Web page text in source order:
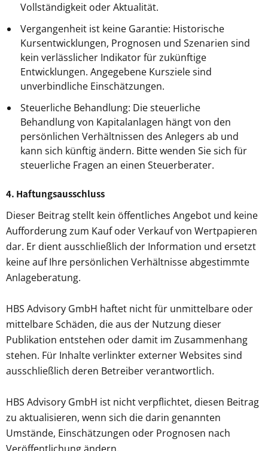
Vollständigkeit oder Aktualität.
Vergangenheit ist keine Garantie: Historische
Kursentwicklungen, Prognosen und Szenarien sind
kein verlässlicher Indikator für zukünftige
Entwicklungen. Angegebene Kursziele sind
unverbindliche Einschätzungen.
Steuerliche Behandlung: Die steuerliche
Behandlung von Kapitalanlagen hängt von den
persönlichen Verhältnissen des Anlegers ab und
kann sich künftig ändern. Bitte wenden Sie sich für
steuerliche Fragen an einen Steuerberater.
4. Haftungsausschluss
Dieser Beitrag stellt kein öffentliches Angebot und keine
Aufforderung zum Kauf oder Verkauf von Wertpapieren
dar. Er dient ausschließlich der Information und ersetzt
keine auf Ihre persönlichen Verhältnisse abgestimmte
Anlageberatung.
HBS Advisory GmbH haftet nicht für unmittelbare oder
mittelbare Schäden, die aus der Nutzung dieser
Publikation entstehen oder damit im Zusammenhang
stehen. Für Inhalte verlinkter externer Websites sind
ausschließlich deren Betreiber verantwortlich.
HBS Advisory GmbH ist nicht verpflichtet, diesen Beitrag
zu aktualisieren, wenn sich die darin genannten
Umstände, Einschätzungen oder Prognosen nach